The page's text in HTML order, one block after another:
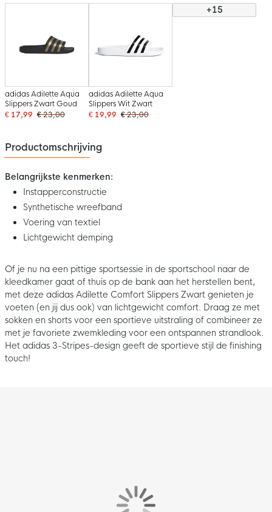
adidas Adilette Aqua
Slippers Zwart Goud
€ 17,99 € 23,00
adidas Adilette Aqua
Slippers Wit Zwart
€ 19,99 € 23,00
+15
Productomschrijving
Belangrijkste kenmerken:
Instapperconstructie
Synthetische wreefband
Voering van textiel
Lichtgewicht demping
Of je nu na een pittige sportsessie in de sportschool naar de
kleedkamer gaat of thuis op de bank aan het herstellen bent,
met deze adidas Adilette Comfort Slippers Zwart genieten je
voeten (en jij dus ook) van lichtgewicht comfort. Draag ze met
sokken en shorts voor een sportieve uitstraling of combineer ze
met je favoriete zwemkleding voor een ontspannen strandlook.
Het adidas 3-Stripes-design geeft de sportieve stijl de finishing
touch!